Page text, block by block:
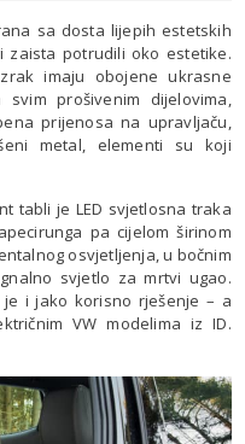
sa dosta lijepih estetskih
potrudili oko estetike.
imaju obojene ukrasne
prošivenim dijelovima,
prijenosa na upravljaču,
metal, elementi su koji
tabli je LED svjetlosna traka
pa cijelom širinom
osvjetljenja, u bočnim
svjetlo za mrtvi ugao.
i jako korisno rješenje – a
VW modelima iz ID.